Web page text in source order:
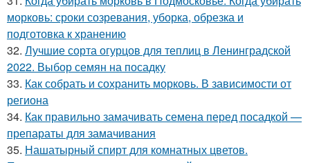
морковь: сроки созревания, уборка, обрезка и
подготовка к хранению
32. Лучшие сорта огурцов для теплиц в Ленинградской
2022. Выбор семян на посадку
33. Как собрать и сохранить морковь. В зависимости от
региона
34. Как правильно замачивать семена перед посадкой —
препараты для замачивания
35. Нашатырный спирт для комнатных цветов.